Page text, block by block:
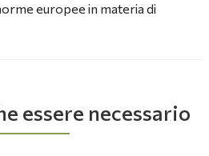
essere necessario
europee in materia di